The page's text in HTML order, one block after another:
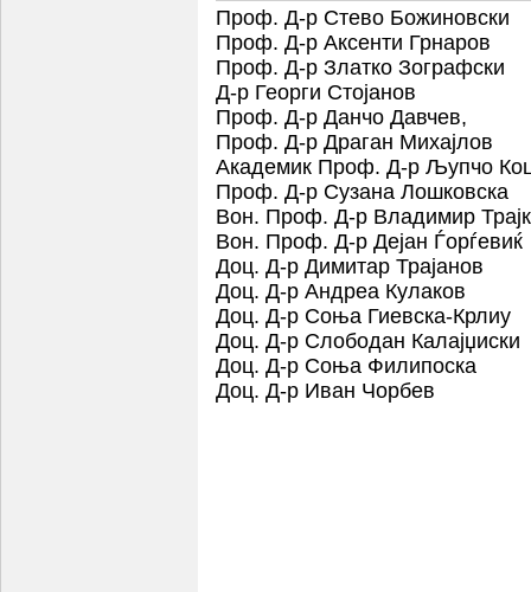
Проф. Д-р Стево Божиновски
Проф. Д-р Аксенти Грнаров
Проф. Д-р Златко Зографски
Д-р Георги Стојанов
Проф. Д-р Данчо Давчев,
Проф. Д-р Драган Михајлов
Академик Проф. Д-р Љупчо
Проф. Д-р Сузана Лошковска
Вон. Проф. Д-р Владимир
Вон. Проф. Д-р Дејан Ѓорѓевиќ
Доц. Д-р Димитар Трајанов
Доц. Д-р Андреа Кулаков
Доц. Д-р Соња Гиевска-Крлиу
Доц. Д-р Слободан Калајџиски
Доц. Д-р Соња Филипоска
Доц. Д-р Иван Чорбев